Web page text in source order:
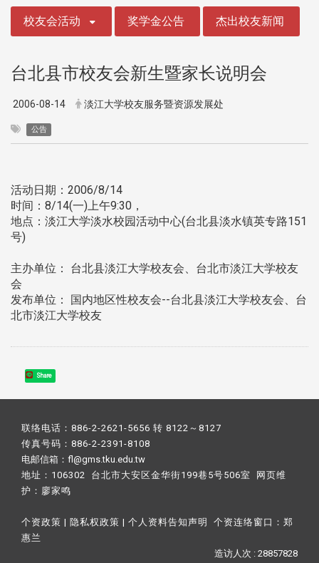
校友会活动 奖学金公告 杰出校友新闻
台北县市校友会新生暨家长说明会
2006-08-14 淡江大学校友服务暨资源发展处
公告
活动日期：2006/8/14
时间：8/14(一)上午9:30，
地点：淡江大学淡水校园活动中心(台北县淡水镇英专路151
号)
主办单位： 台北县淡江大学校友会、台北市淡江大学校友
会
发布单位： 国内地区性校友会--台北县淡江大学校友会、台
北市淡江大学校友
Share
联络电话：886-2-2621-5656 转 8122～8127
传真号码：886-2-2391-8108
电邮信箱：fl@gms.tku.edu.tw
地址：106302 台北市大安区金华街199巷5号506室 网页维
护： 廖家鸣​
个资政策 | 隐私权政策 | 个人资料告知声明 个资连络窗口： 郑
惠兰
造访人次 : 28857828